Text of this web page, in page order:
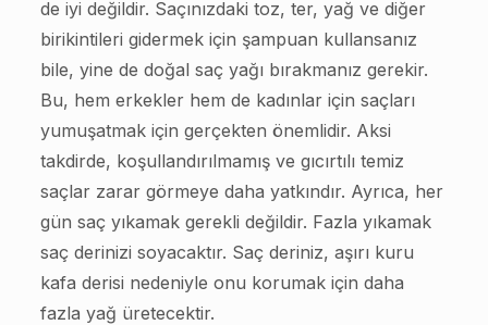
de iyi değildir. Saçınızdaki toz, ter, yağ ve diğer
birikintileri gidermek için şampuan kullansanız
bile, yine de doğal saç yağı bırakmanız gerekir.
Bu, hem erkekler hem de kadınlar için saçları
yumuşatmak için gerçekten önemlidir. Aksi
takdirde, koşullandırılmamış ve gıcırtılı temiz
saçlar zarar görmeye daha yatkındır. Ayrıca, her
gün saç yıkamak gerekli değildir. Fazla yıkamak
saç derinizi soyacaktır. Saç deriniz, aşırı kuru
kafa derisi nedeniyle onu korumak için daha
fazla yağ üretecektir.